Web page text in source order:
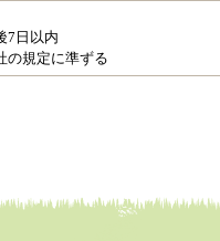
7日以内
の規定に準ずる